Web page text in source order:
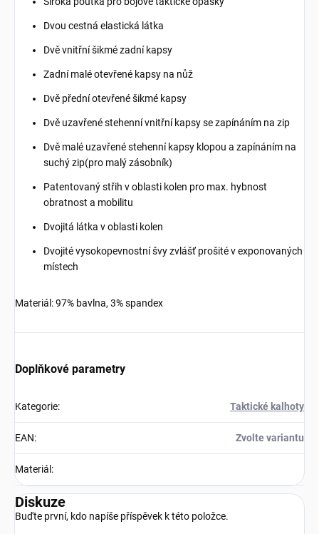
Dvou cestná elastická látka
Dvě vnitřní šikmé zadní kapsy
Zadní malé otevřené kapsy na nůž
Dvě přední otevřené šikmé kapsy
Dvě uzavřené stehenní vnitřní kapsy se zapínáním na zip
Dvě malé uzavřené stehenní kapsy klopou a zapínáním na
suchý zip(pro malý zásobník)
Patentovaný střih v oblasti kolen pro max. hybnost
obratnost a mobilitu
Dvojitá látka v oblasti kolen
Dvojité vysokopevnostní švy zvlášť prošité v exponovaných
místech
Materiál: 97% bavlna, 3% spandex
Doplňkové parametry
Kategorie: Taktické kalhoty
EAN: Zvolte variantu
Materiál :
Diskuze
Buďte první, kdo napíše příspěvek k této položce.